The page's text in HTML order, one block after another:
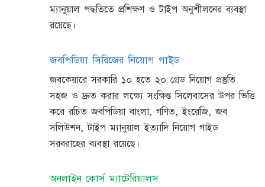
ম্যানুয়াল পদ্ধতিতে প্রশিক্ষণ ও টাইপ অনুশীলনের ব্যবস্থা
রয়েছে।
জবপিডিয়া সিরিজের নিয়োগ গাইড
জবকেয়ারে সরকারি ১০ হতে ২০ গ্রেড নিয়োগ প্রস্তুতি
সহজ ও দ্রুত করার লক্ষ্যে সংক্ষিপ্ত সিলেবাসের উপর ভিত্তি
করে রচিত জবপিডিয়া বাংলা, গণিত, ইংরেজি, জব
সলিউশন, টাইপ ম্যানুয়াল ইত্যাদি নিয়োগ গাইড
সরবরাহের ব্যবস্থা রয়েছে।
অনলাইন কোর্স ম্যাটেরিয়ালস